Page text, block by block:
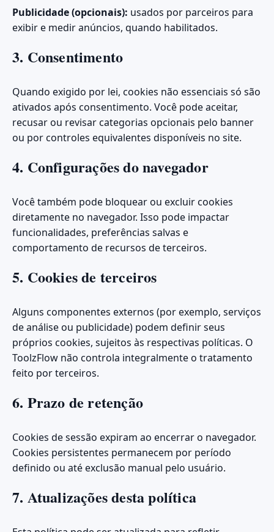
Publicidade (opcionais): usados por parceiros para
exibir e medir anúncios, quando habilitados.
3. Consentimento
Quando exigido por lei, cookies não essenciais só são
ativados após consentimento. Você pode aceitar,
recusar ou revisar categorias opcionais pelo banner
ou por controles equivalentes disponíveis no site.
4. Configurações do navegador
Você também pode bloquear ou excluir cookies
diretamente no navegador. Isso pode impactar
funcionalidades, preferências salvas e
comportamento de recursos de terceiros.
5. Cookies de terceiros
Alguns componentes externos (por exemplo, serviços
de análise ou publicidade) podem definir seus
próprios cookies, sujeitos às respectivas políticas. O
ToolzFlow não controla integralmente o tratamento
feito por terceiros.
6. Prazo de retenção
Cookies de sessão expiram ao encerrar o navegador.
Cookies persistentes permanecem por período
definido ou até exclusão manual pelo usuário.
7. Atualizações desta política